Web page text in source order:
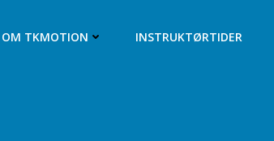
OM TKMOTION INSTRUKTØRTIDER